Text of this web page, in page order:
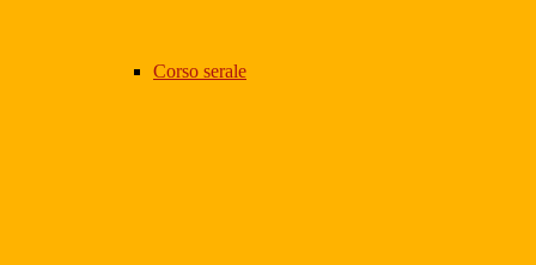
Corso serale